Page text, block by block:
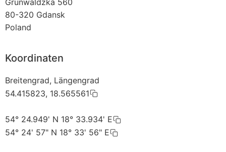
80-320 Gdansk
Poland
Koordinaten
Breitengrad, Längengrad
54.415823, 18.565561
54° 24.949' N 18° 33.934' E
54° 24' 57" N 18° 33' 56" E